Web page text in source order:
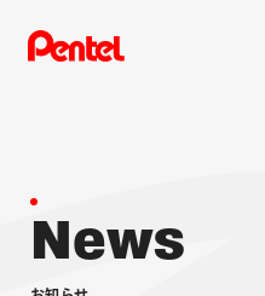
商品を探す
News